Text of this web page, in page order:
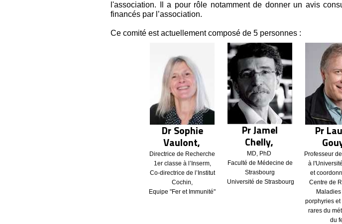
l'association. Il a pour rôle notamment de donner un avis
financés par l’association.
Ce comité est actuellement composé de 5 personnes :
Dr Sophie
Vaulont,
Directrice de Recherche
1er classe à l’Inserm,
Co-directrice de l’Institut
Cochin,
Equipe "Fer et Immunité"
Pr Jamel
Chelly,
MD, PhD
Faculté de Médecine de
Strasbourg
Université de Strasbourg
Pr
Professeur
à
et
Centre de
porphyries
rares du
du